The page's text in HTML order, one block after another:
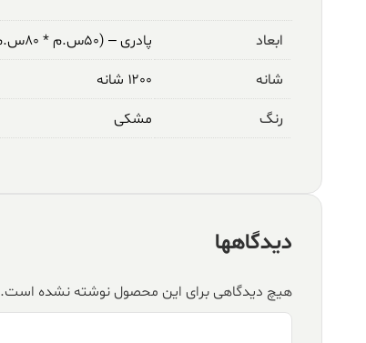
ابعاد پادری – (۵۰س.م * ۸۰س.م)
شانه
۱۲۰۰ شانه
رنگ
مشکی
دیدگاهها
هیچ دیدگاهی برای این محصول نوشته نشده است.